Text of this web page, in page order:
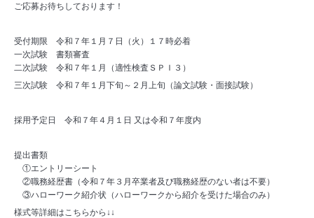
ご応募お待ちしております！
受付期限 令和７年１月７日（火）１７時必着
一次試験 書類審査
二次試験 令和７年１月（適性検査ＳＰＩ３）
三次試験 令和７年１月下旬～２月上旬（論文試験・面接試験）
採用予定日 令和７年４月１日 又は令和７年度内
提出書類
①エントリーシート
②職務経歴書（令和７年３月卒業者及び職務経歴のない者は不要）
③ハローワーク紹介状（ハローワークから紹介を受けた場合のみ）
様式等詳細はこちらから↓↓